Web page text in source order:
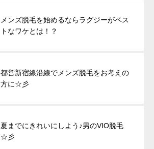
メンズ脱毛を始めるならラグジーがベス
トなワケとは！？
都営新宿線沿線でメンズ脱毛をお考えの
方に☆彡
夏までにきれいにしよう♪男のVIO脱毛
☆彡